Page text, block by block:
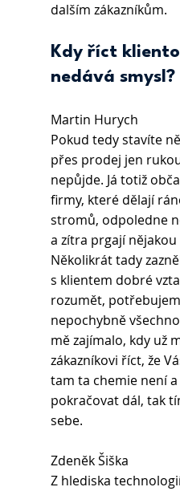
dalším zákazníkům.
Kdy říct
nedává smysl?
Martin Hurych
Pokud tedy stavíte
přes prodej jen
nepůjde. Já totiž
firmy, které dělají
stromů, odpoledne
a zítra prgají
Několikrát tady
s klientem dobré
rozumět,
nepochybně
mě zajímalo, kdy už
zákazníkovi říct, že
tam ta chemie není
pokračovat dál, tak
sebe.
Zdeněk Šiška
Z hlediska